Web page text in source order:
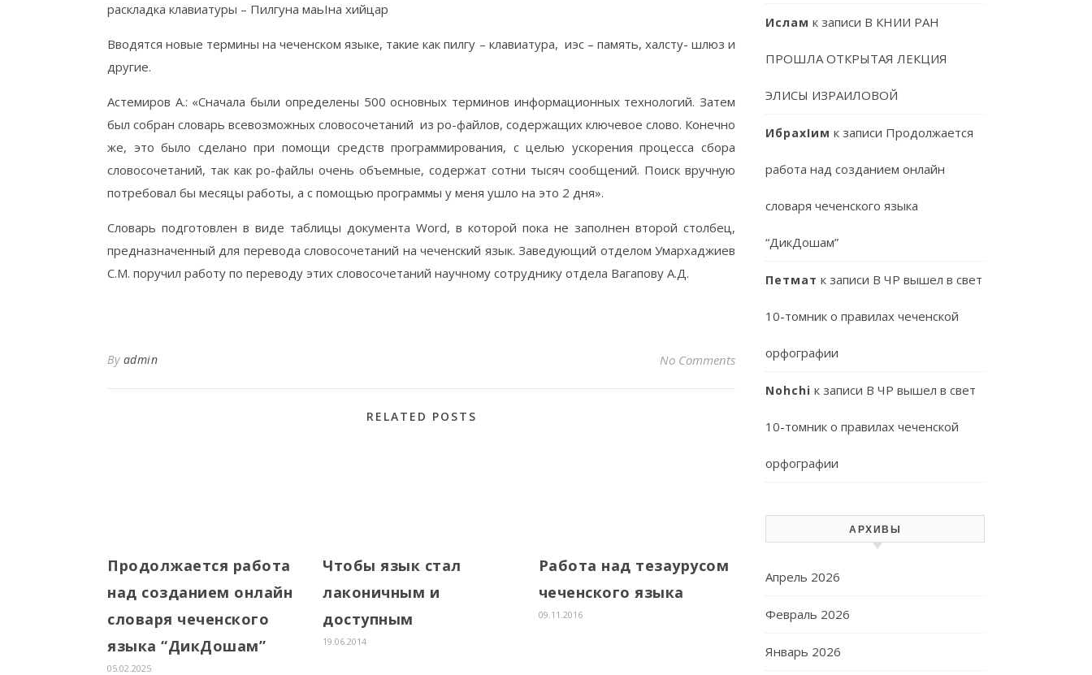
раскладка клавиатуры – Пилгуна маьIна хийцар
Вводятся новые термины на чеченском языке, такие как пилгу – клавиатура, иэс – память, халсту- шлюз и
другие.
Астемиров А.: «Сначала были определены 500 основных терминов информационных технологий. Затем
был собран словарь всевозможных словосочетаний из po-файлов, содержащих ключевое слово. Конечно
же, это было сделано при помощи средств программирования, с целью ускорения процесса сбора
словосочетаний, так как po-файлы очень объемные, содержат сотни тысяч сообщений. Поиск вручную
потребовал бы месяцы работы, а с помощью программы у меня ушло на это 2 дня».
Словарь подготовлен в виде таблицы документа Word, в которой пока не заполнен второй столбец,
предназначенный для перевода словосочетаний на чеченский язык. Заведующий отделом Умархаджиев
С.М. поручил работу по переводу этих словосочетаний научному сотруднику отдела Вагапову А.Д.
By admin No Comments
RELATED POSTS
Продолжается работа
над созданием онлайн
словаря чеченского
языка “ДикДошам”
05.02.2025
Чтобы язык стал
лаконичным и
доступным
19.06.2014
Работа над тезаурусом
чеченского языка
09.11.2016
Ислам к записи В КНИИ РАН
ПРОШЛА ОТКРЫТАЯ ЛЕКЦИЯ
ЭЛИСЫ ИЗРАИЛОВОЙ
ИбрахIим к записи Продолжается
работа над созданием онлайн
словаря чеченского языка
“ДикДошам”
Петмат к записи В ЧР вышел в свет
10-томник о правилах чеченской
орфографии
Nohchi к записи В ЧР вышел в свет
10-томник о правилах чеченской
орфографии
АРХИВЫ
Апрель 2026
Февраль 2026
Январь 2026